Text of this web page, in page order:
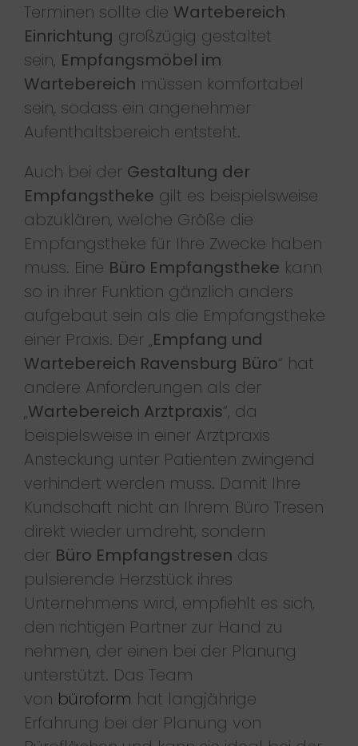
Terminen sollte die Wartebereich
Einrichtung großzügig gestaltet
sein, Empfangsmöbel im
Wartebereich müssen komfortabel
sein, sodass ein angenehmer
Aufenthaltsbereich entsteht.
Auch bei der Gestaltung der
Empfangstheke gilt es beispielsweise
abzuklären, welche Größe die
Empfangstheke für Ihre Zwecke haben
muss. Eine Büro Empfangstheke kann
so in ihrer Funktion gänzlich anders
aufgebaut sein als die Empfangstheke
einer Praxis. Der „Empfang und
Wartebereich Ravensburg Büro“ hat
andere Anforderungen als der
„Wartebereich Arztpraxis“, da
beispielsweise in einer Arztpraxis
Ansteckung unter Patienten zwingend
verhindert werden muss. Damit Ihre
Kundschaft nicht an Ihrem Büro Tresen
direkt wieder umdreht, sondern
der Büro Empfangstresen das
pulsierende Herzstück ihres
Unternehmens wird, empfiehlt es sich,
den richtigen Partner zur Hand zu
nehmen, der einen bei der Planung
unterstützt. Das Team
von büroform hat langjährige
Erfahrung bei der Planung von